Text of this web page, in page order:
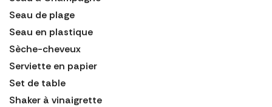
Seau de plage
Seau en plastique
Sèche-cheveux
Serviette en papier
Set de table
Shaker à vinaigrette